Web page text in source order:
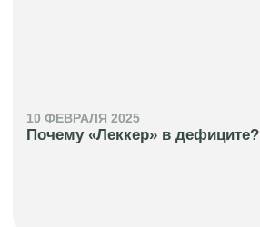
10 ФЕВРАЛЯ 2025
Почему «Леккер» в дефиците?